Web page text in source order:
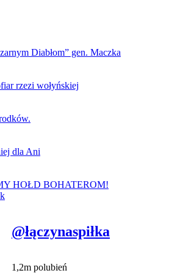
Diabłom” gen. Maczka
rzezi wołyńskiej
dla Ani
HOŁD BOHATEROM!
@łączynaspiłka
1,2m polubień